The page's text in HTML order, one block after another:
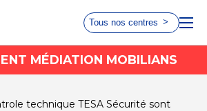
Tous nos centres
le centre le plus
ACCUEIL
MÉDIATION MOBILIANS
technique TESA Sécurité sont